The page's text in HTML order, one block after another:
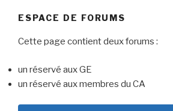
ESPACE DE FORUMS
Cette page contient deux forums :
un réservé aux GE
un réservé aux membres du CA